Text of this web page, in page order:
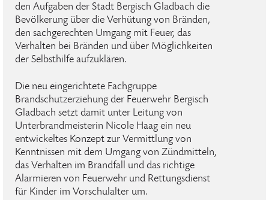
den Aufgaben der Stadt Bergisch Gladbach die
Bevölkerung über die Verhütung von Bränden,
den sachgerechten Umgang mit Feuer, das
Verhalten bei Bränden und über Möglichkeiten
der Selbsthilfe aufzuklären.
Die neu eingerichtete Fachgruppe
Brandschutzerziehung der Feuerwehr Bergisch
Gladbach setzt damit unter Leitung von
Unterbrandmeisterin Nicole Haag ein neu
entwickeltes Konzept zur Vermittlung von
Kenntnissen mit dem Umgang von Zündmitteln,
das Verhalten im Brandfall und das richtige
Alarmieren von Feuerwehr und Rettungsdienst
für Kinder im Vorschulalter um.